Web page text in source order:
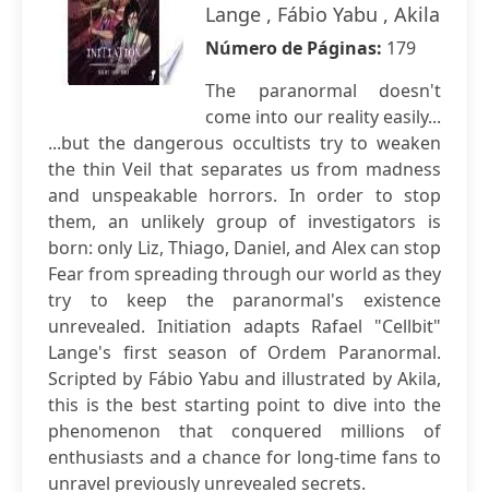
Lange , Fábio Yabu , Akila
Número de Páginas: 179
The paranormal doesn't
come into our reality easily...
...but the dangerous occultists try to weaken
the thin Veil that separates us from madness
and unspeakable horrors. In order to stop
them, an unlikely group of investigators is
born: only Liz, Thiago, Daniel, and Alex can stop
Fear from spreading through our world as they
try to keep the paranormal's existence
unrevealed. Initiation adapts Rafael "Cellbit"
Lange's first season of Ordem Paranormal.
Scripted by Fábio Yabu and illustrated by Akila,
this is the best starting point to dive into the
phenomenon that conquered millions of
enthusiasts and a chance for long-time fans to
unravel previously unrevealed secrets.